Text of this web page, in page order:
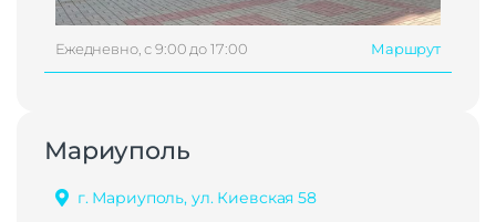
Ежедневно, с 9:00 до 17:00 Маршрут
Мариуполь
г. Мариуполь, ул. Киевская 58